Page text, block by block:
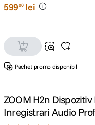
59900 lei
Pachet promo disponibil
ZOOM H2n
Inregistrari Audio